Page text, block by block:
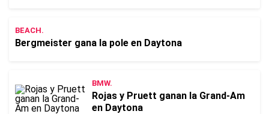
BEACH.
Bergmeister gana la pole en Daytona
BMW.
Rojas y Pruett ganan la Grand-Am
en Daytona